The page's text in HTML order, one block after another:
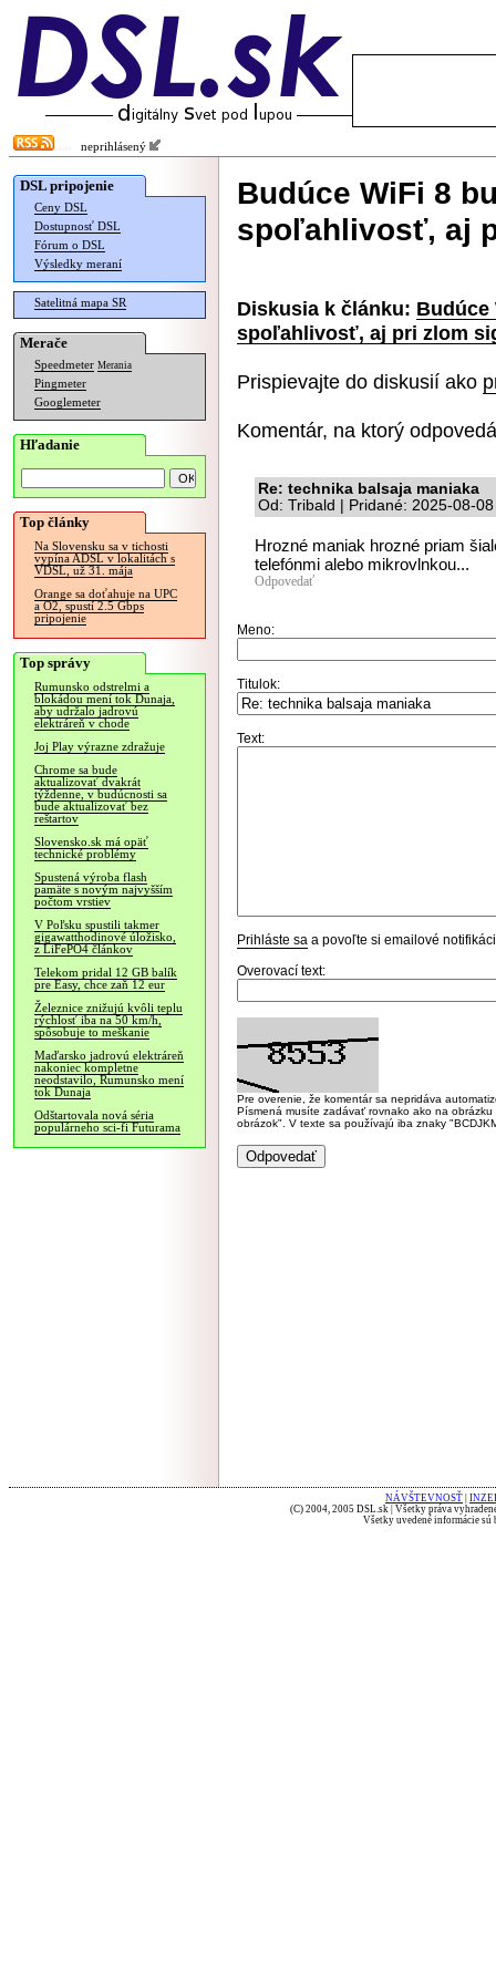
neprihlásený
DSL pripojenie
Ceny DSL
Dostupnosť DSL
Fórum o DSL
Výsledky meraní
Satelitná mapa SR
Merače
Speedmeter Merania
Pingmeter
Googlemeter
Hľadanie
Top články
Na Slovensku sa v tichosti
vypína ADSL v lokalitách s
VDSL, už 31. mája
Orange sa doťahuje na UPC
a O2, spustí 2.5 Gbps
pripojenie
Top správy
Rumunsko odstrelmi a
blokádou mení tok Dunaja,
aby udržalo jadrovú
elektráreň v chode
Joj Play výrazne zdražuje
Chrome sa bude
aktualizovať dvakrát
týždenne, v budúcnosti sa
bude aktualizovať bez
reštartov
Slovensko.sk má opäť
technické problémy
Spustená výroba flash
pamäte s novým najvyšším
počtom vrstiev
V Poľsku spustili takmer
gigawatthodinové úložisko,
z LiFePO4 článkov
Telekom pridal 12 GB balík
pre Easy, chce zaň 12 eur
Železnice znižujú kvôli teplu
rýchlosť iba na 50 km/h,
spôsobuje to meškanie
Maďarsko jadrovú elektráreň
nakoniec kompletne
neodstavilo, Rumunsko mení
tok Dunaja
Odštartovala nová séria
populárneho sci-fi Futurama
Budúce WiFi 8
spoľahlivosť, aj
Diskusia k článku: Budúce
spoľahlivosť, aj pri zlom
Prispievajte do diskusií ako
Komentár, na ktorý
Re: technika balsaja maniaka
Od: Tribald | Pridané: 2025-08-
Hrozné maniak hrozné priam
telefónmi alebo mikrovlnkou...
Odpovedať
Meno:
Titulok:
Text:
Prihláste sa a povoľte si emailové
Overovací text:
Pre overenie, že komentár sa nepridáva
Písmená musíte zadávať rovnako ako na
obrázok". V texte sa používajú iba znaky
NÁVŠTEVNOSŤ
(C) 2004, 2005 DSL.sk | Všetky práva
Všetky uvedené informácie sú